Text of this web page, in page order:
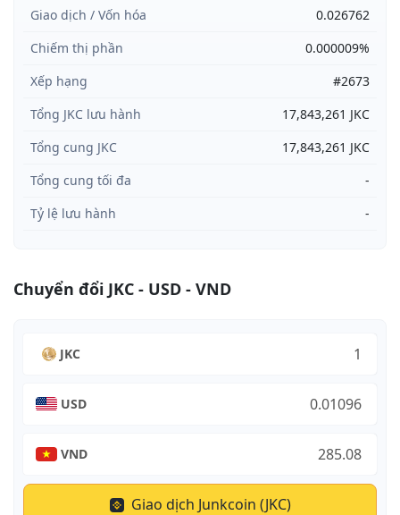
Giao dịch / Vốn hóa
0.026762
Chiếm thị phần
0.000009%
Xếp hạng
#2673
Tổng JKC lưu hành
17,843,261 JKC
Tổng cung JKC
17,843,261 JKC
Tổng cung tối đa
-
Tỷ lệ lưu hành
-
Chuyển đổi JKC - USD - VND
JKC
USD
VND
Giao dịch Junkcoin (JKC)